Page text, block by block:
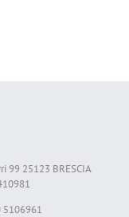
99 25123 BRESCIA
5106961